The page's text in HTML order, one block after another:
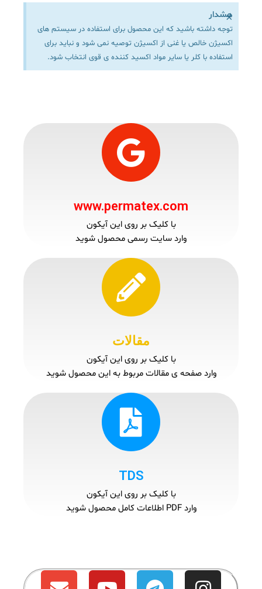
هشدار
توجه داشته باشید که این محصول برای استفاده در سیستم های
اکسیژن خالص یا غنی از اکسیژن توصیه نمی شود و نباید برای
استفاده با کلر یا سایر مواد اکسید کننده ی قوی انتخاب شود.
×
www.permatex.com
با کلیک بر روی این آیکون
وارد سایت رسمی محصول شوید
مقالات
با کلیک بر روی این آیکون
وارد صفحه ی مقالات مربوط به این محصول شوید
TDS
با کلیک بر روی این آیکون
وارد PDF اطلاعات کامل محصول شوید